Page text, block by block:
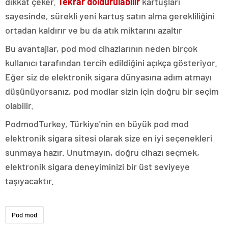
sayesinde, sürekli yeni kartuş satın alma gerekliliğini
ortadan kaldırır ve bu da atık miktarını azaltır
Bu avantajlar, pod mod cihazlarının neden birçok
kullanıcı tarafından tercih edildiğini açıkça gösteriyor.
Eğer siz de elektronik sigara dünyasına adım atmayı
düşünüyorsanız, pod modlar sizin için doğru bir seçim
olabilir.
PodmodTurkey, Türkiye'nin en büyük pod mod
elektronik sigara sitesi olarak size en iyi seçenekleri
sunmaya hazır. Unutmayın, doğru cihazı seçmek,
elektronik sigara deneyiminizi bir üst seviyeye
taşıyacaktır.
Pod mod